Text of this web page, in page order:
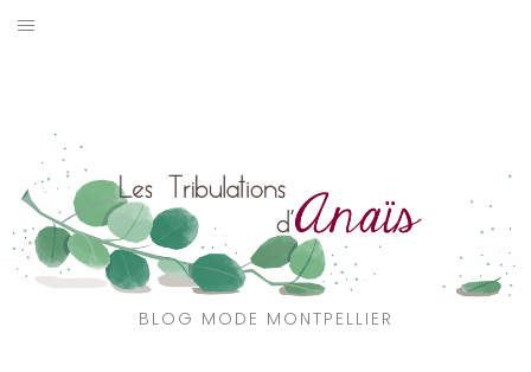
Aller
BLOG MODE MONTPELLIER
CATÉGORIES
VOYAGE
MON DRESSING